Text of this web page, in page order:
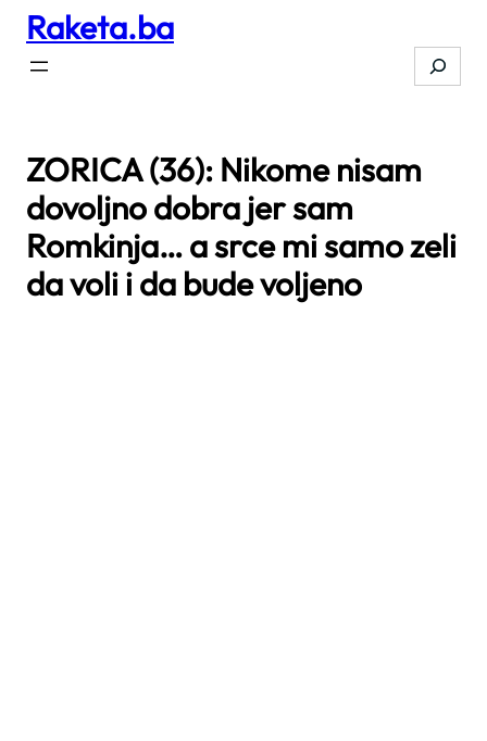
Skip
content
Raketa.ba
Search
ZORICA (36): Nikome nisam
dovoljno dobra jer sam
Romkinja… a srce mi samo zeli
da voli i da bude voljeno